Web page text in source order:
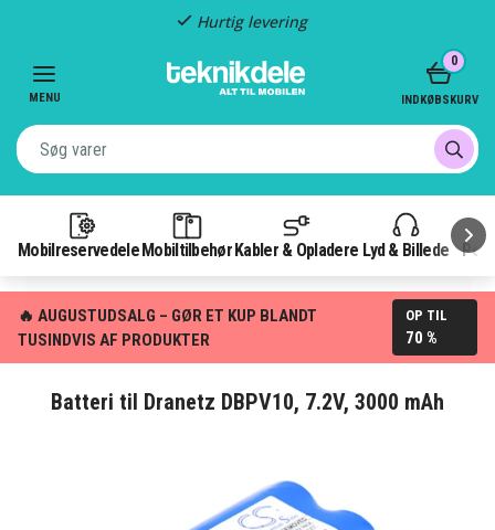
Hurtig levering
MENU
Mobilreservedele Mobiltilbehør Kabler & Opladere Lyd & Billede
0
INDKØBSKURV
🔥 AUGUSTUDSALG – GØR ET KUP BLANDT
TUSINDVIS AF PRODUKTER
OP TIL
70 %
Batteri til Dranetz DBPV10, 7.2V, 3000 mAh